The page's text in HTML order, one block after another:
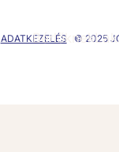
Bérlőknek
ADATKEZELÉS © 2025